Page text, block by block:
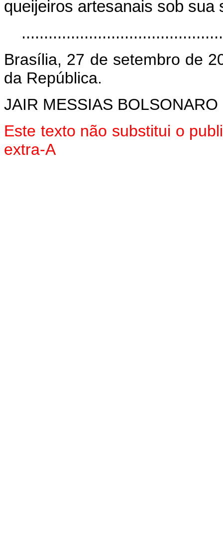
queijeiros artesanais sob sua
Brasília, 27 de setembro de
da República.
JAIR MESSIAS BOLSONARO
Este texto não substitui o
extra-A